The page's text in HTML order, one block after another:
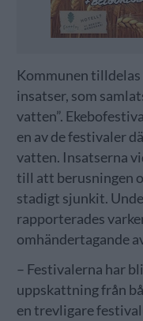
Kommunen
insatser, som
vatten”.
en av de festivaler
vatten. Insatserna
till att berusningen
stadigt sjunkit.
rapporterades
omhändertagande
– Festivalerna har
uppskattning från
en trevligare